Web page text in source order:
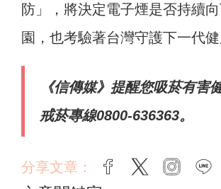
防」，將決定電子煙是否持續
園，也考驗著台灣守護下一代健
《信傳媒》提醒您吸菸有害
戒菸專線0800-636363。
分享文章： facebook
twitter